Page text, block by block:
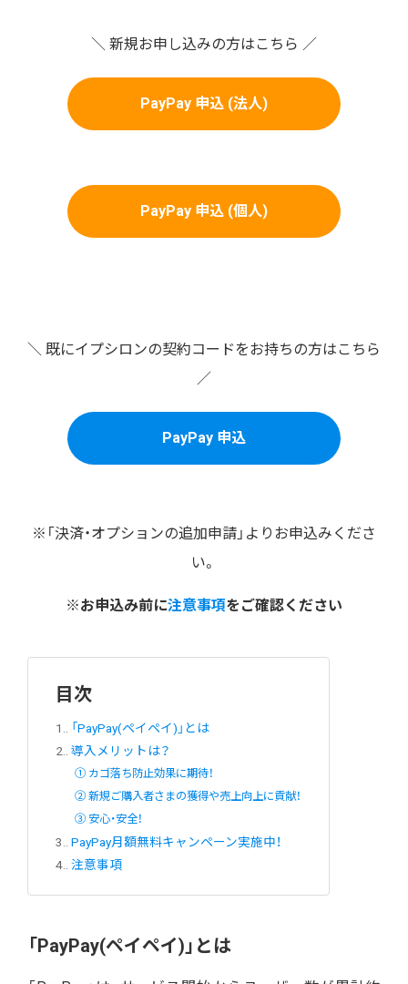
＼ 新規お申し込みの方はこちら ／
PayPay 申込 (法人)
PayPay 申込 (個人)
＼ 既にイプシロンの契約コードをお持ちの方はこちら
／
PayPay 申込
※「決済・オプションの追加申請」よりお申込みくださ
い。
※お申込み前に注意事項をご確認ください
目次
1.
「PayPay(ペイペイ)」とは
2.
導入メリットは？
① カゴ落ち防止効果に期待！
② 新規ご購入者さまの獲得や売上向上に貢献！
③ 安心・安全！
3.
PayPay月額無料キャンペーン実施中！
4. 注意事項
「PayPay(ペイペイ)」とは